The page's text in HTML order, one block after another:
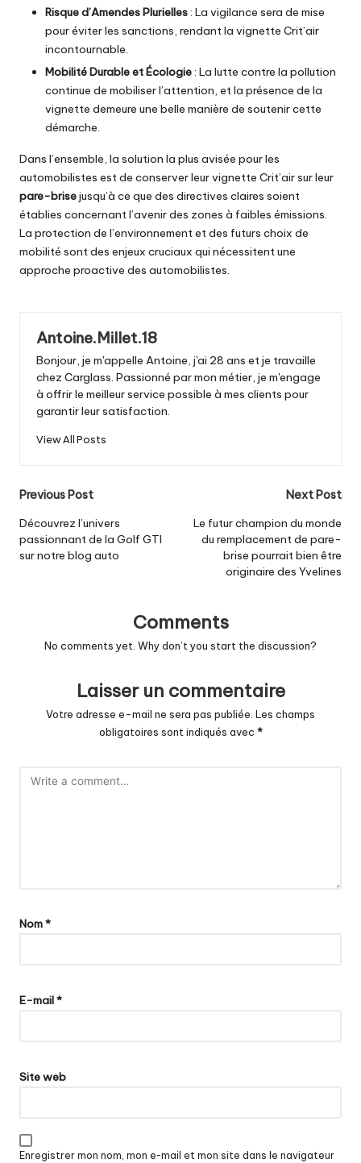
Risque d’Amendes Plurielles: La vigilance sera de mise
pour éviter les sanctions, rendant la vignette Crit’air
incontournable.
Mobilité Durable et Écologie: La lutte contre la pollution
continue de mobiliser l’attention, et la présence de la
vignette demeure une belle manière de soutenir cette
démarche.
Dans l’ensemble, la solution la plus avisée pour les
automobilistes est de conserver leur vignette Crit’air sur leur
pare-brisejusqu’à ce que des directives claires soient
établies concernant l’avenir des zones à faibles émissions.
La protection de l’environnement et des futurs choix de
mobilité sont des enjeux cruciaux qui nécessitent une
approche proactive des automobilistes.
Antoine.Millet.18
Bonjour, je m'appelle Antoine, j'ai 28 ans et je travaille
chez Carglass. Passionné par mon métier, je m'engage
à offrir le meilleur service possible à mes clients pour
garantir leur satisfaction.
View All Posts
Post
navigation
Previous Post
Découvrez l’univers
passionnant de la Golf GTI
sur notre blog auto
Next Post
Le futur champion du monde
du remplacement de pare-
brise pourrait bien être
originaire des Yvelines
Comments
No comments yet. Why don’t you start the discussion?
Laisser un commentaire
Votre adresse e-mail ne sera pas publiée. Les champs
obligatoires sont indiqués avec *
Nom*
E-mail*
Site web
Enregistrer mon nom, mon e-mail et mon site dans le navigateur